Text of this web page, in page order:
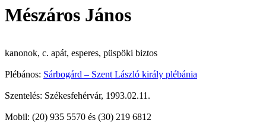
Mészáros János
kanonok, c. apát, esperes, püspöki biztos
Plébános: Sárbogárd – Szent László király plébánia
Szentelés: Székesfehérvár, 1993.02.11.
Mobil: (20) 935 5570 és (30) 219 6812